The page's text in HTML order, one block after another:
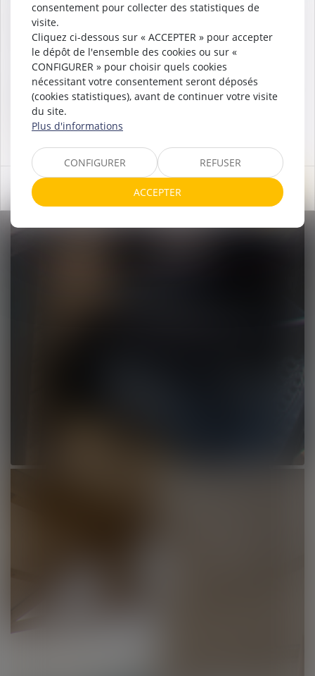
consentement pour collecter des statistiques de
visite.
Cliquez ci-dessous sur « ACCEPTER » pour accepter
le dépôt de l'ensemble des cookies ou sur «
CONFIGURER » pour choisir quels cookies
nécessitant votre consentement seront déposés
(cookies statistiques), avant de continuer votre visite
du site.
Plus d'informations
CONFIGURER REFUSER
ACCEPTER
Notre calendrier s'adapte désormais à vos envies.
✅ Arrivée et départ le jour de votre choix
✅ Séjours à partir d'une seule nuit
✅ Plus besoin d'attendre le mercredi ou le samedi
Week-end, court séjour ou longues vacances : composez
désormais votre séjour en toute liberté.
Réservez aux dates qui vous conviennent